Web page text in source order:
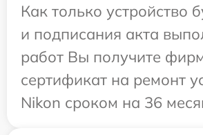
Как только устройство
и подписания акта
работ Вы получите
сертификат на ремонт
Nikon сроком на 36